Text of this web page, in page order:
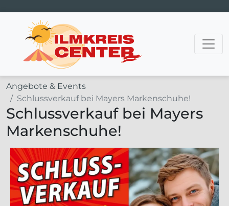
Hauptnavigation
Angebote & Events
Schlussverkauf bei Mayers Markenschuhe!
Schlussverkauf bei Mayers
Markenschuhe!